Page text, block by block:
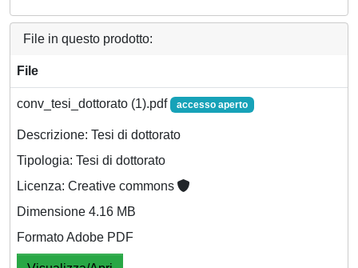
File in questo prodotto:
File
conv_tesi_dottorato (1).pdf accesso aperto
Descrizione: Tesi di dottorato
Tipologia: Tesi di dottorato
Licenza: Creative commons
Dimensione 4.16 MB
Formato Adobe PDF